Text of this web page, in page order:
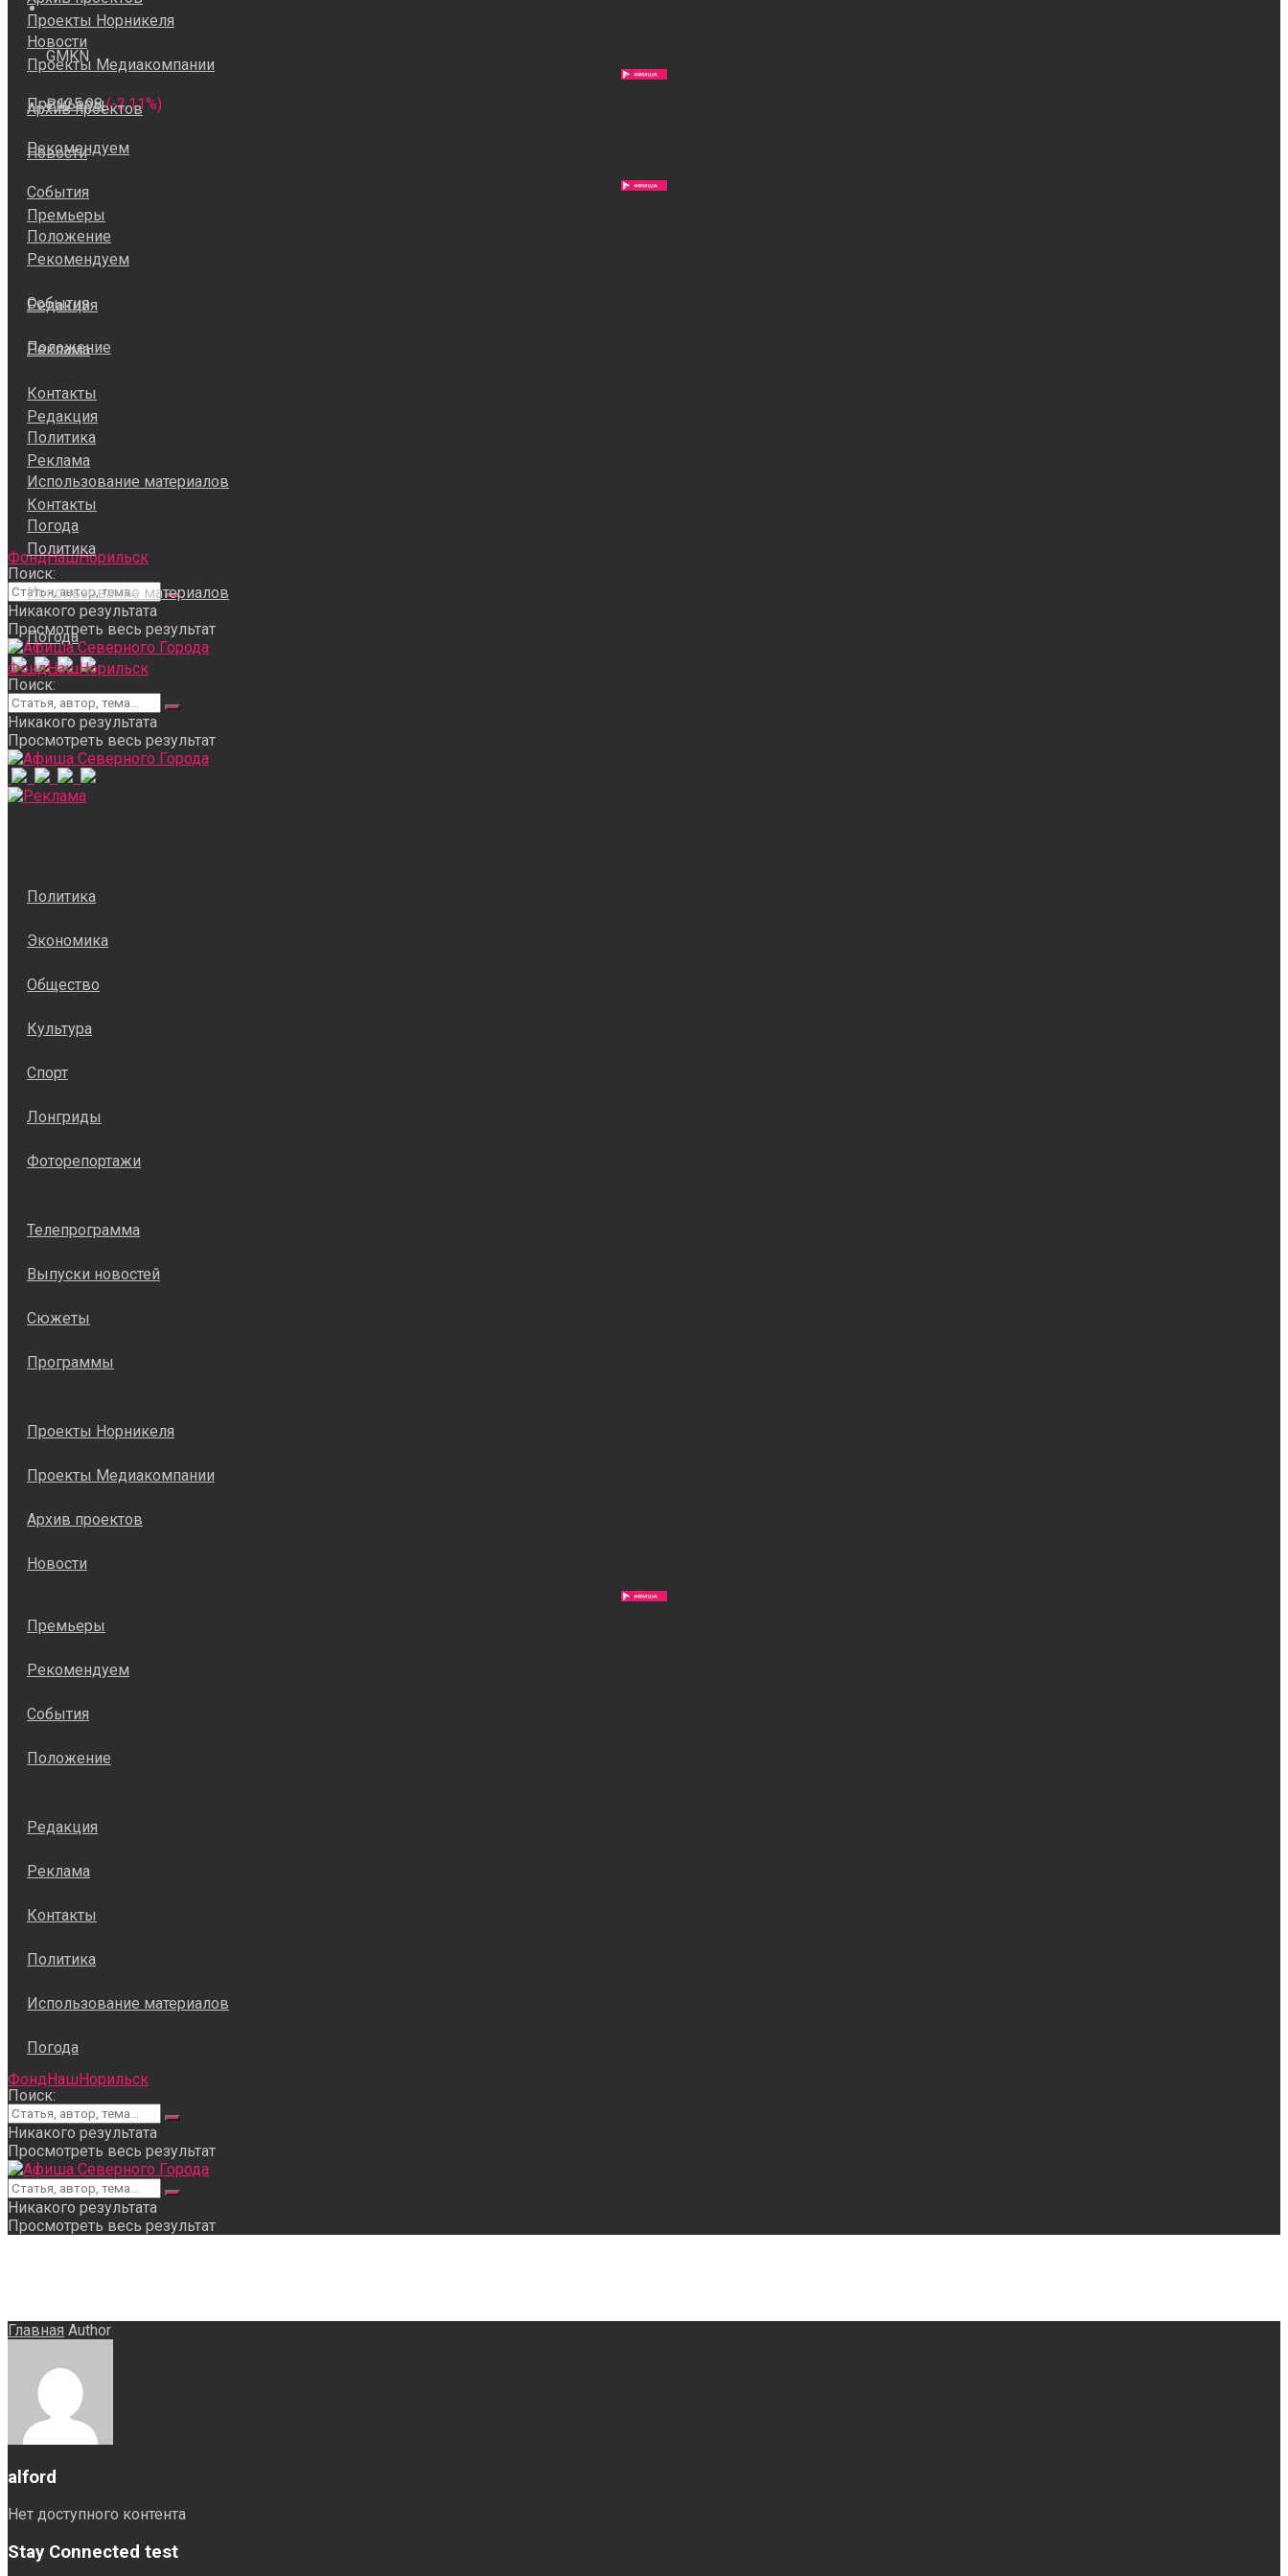
Новости
Премьеры
Рекомендуем
События
Положение
Редакция
Реклама
Контакты
Политика
Использование материалов
Погода
ФондНашНорильск
Поиск:
Никакого результата
Просмотреть весь результат
GMKN
₽125.98(-2.11%)
Проекты Норникеля
Проекты Медиакомпании
Архив проектов
Новости
Премьеры
Рекомендуем
События
Положение
Редакция
Реклама
Контакты
Политика
Использование материалов
Погода
ФондНашНорильск
Поиск:
Никакого результата
Просмотреть весь результат
Политика
Экономика
Общество
Культура
Спорт
Лонгриды
Фоторепортажи
Телепрограмма
Выпуски новостей
Сюжеты
Программы
Проекты Норникеля
Проекты Медиакомпании
Архив проектов
Новости
Премьеры
Рекомендуем
События
Положение
Редакция
Реклама
Контакты
Политика
Использование материалов
Погода
ФондНашНорильск
Поиск:
Никакого результата
Просмотреть весь результат
Никакого результата
Просмотреть весь результат
Главная Author
alford
Нет доступного контента
Stay Connected test